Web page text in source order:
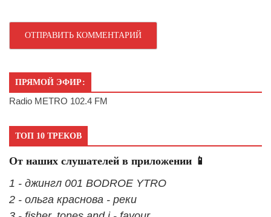
ПРЯМОЙ ЭФИР:
Radio METRO 102.4 FM
ТОП 10 ТРЕКОВ
От наших слушателей в приложении 📱
1 - джингл 001 BODROE YTRO
2 - ольга краснова - реки